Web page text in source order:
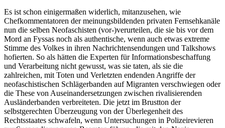
Es ist schon einigermaßen widerlich, mitanzusehen, wie
Chefkommentatoren der meinungsbildenden privaten Fernsehkanäle
nun die selben Neofaschisten (vor-)verurteilen, die sie bis vor dem
Mord an Fyssas noch als authentische, wenn auch etwas extreme
Stimme des Volkes in ihren Nachrichtensendungen und Talkshows
hofierten. So als hätten die Experten für Informationsbeschaffung
und Verarbeitung nicht gewusst, was sie taten, als sie die
zahlreichen, mit Toten und Verletzten endenden Angriffe der
neofaschistischen Schlägerbanden auf Migranten verschwiegen oder
die These von Auseinandersetzungen zwischen rivalisierenden
Ausländerbanden verbreiteten. Die jetzt im Brustton der
selbstgerechten Überzeugung von der Überlegenheit des
Rechtsstaates schwafeln, wenn Untersuchungen in Polizeirevieren